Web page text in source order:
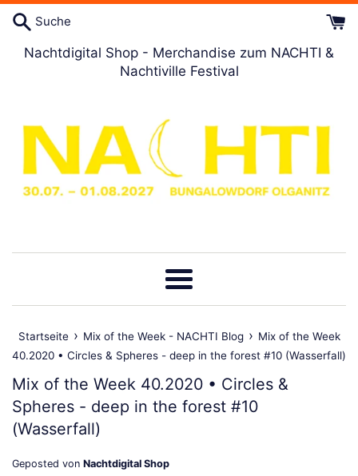
Direkt
zum
Artikel
Suche
Nachtdigital Shop - Merchandise zum NACHTI &
Nachtiville Festival
Menü
Startseite › Mix of the Week - NACHTI Blog › Mix of the Week
40.2020 • Circles & Spheres - deep in the forest #10 (Wasserfall)
Mix of the Week 40.2020 • Circles &
Spheres - deep in the forest #10
(Wasserfall)
Geposted von Nachtdigital Shop